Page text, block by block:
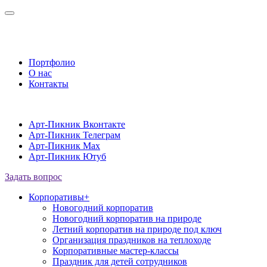
Портфолио
О нас
Контакты
Арт-Пикник Вконтакте
Арт-Пикник Телеграм
Арт-Пикник Max
Арт-Пикник Ютуб
Задать вопрос
Корпоративы+
Новогодний корпоратив
Новогодний корпоратив на природе
Летний корпоратив на природе под ключ
Организация праздников на теплоходе
Корпоративные мастер-классы
Праздник для детей сотрудников